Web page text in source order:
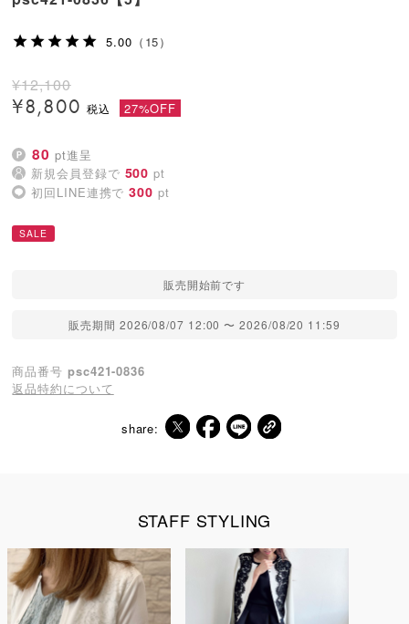
5.00 （15）
¥12,100
¥8,800 27%OFF
80 pt進呈
新規会員登録で 500 pt
初回LINE連携で 300 pt
SALE
販売開始前です
販売期間 2026/08/07 12:00 〜 2026/08/20 11:59
商品番号 psc421-0836
返品特約について
share:
STAFF STYLING